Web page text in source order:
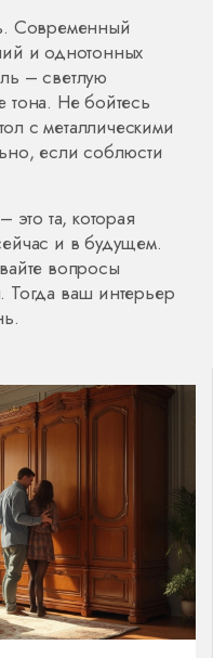
Современный
и однотонных
– светлую
тона. Не бойтесь
с металлическими
если соблюсти
это та, которая
и в будущем.
вопросы
Тогда ваш интерьер